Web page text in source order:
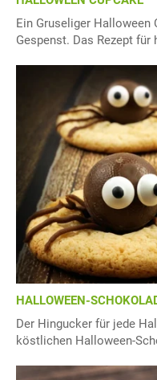
Ein Gruseliger Halloween
Gespenst. Das Rezept für
HALLOWEEN-
Der Hingucker für jede
köstlichen Halloween-